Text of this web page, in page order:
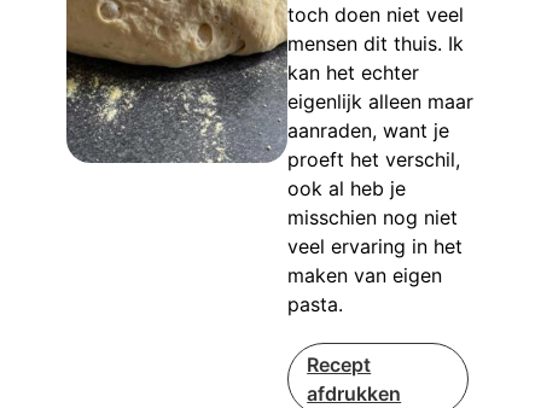
toch doen niet veel
mensen dit thuis. Ik
kan het echter
eigenlijk alleen maar
aanraden, want je
proeft het verschil,
ook al heb je
misschien nog niet
veel ervaring in het
maken van eigen
pasta.
Recept
afdrukken